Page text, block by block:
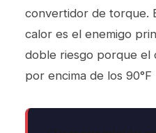
convertidor de torque.
calor es el enemigo
doble riesgo porque el
por encima de los